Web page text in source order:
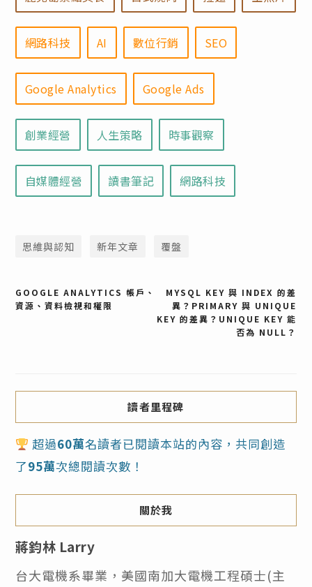
網路科技 AI 數位行銷 SEO
Google Analytics Google Ads
創業經營 人生策略 時事觀察
自媒體經營 讀書筆記 網路科技
思維與認知 新年文章 覆盤
文
MYSQL KEY 與 INDEX 的差
異？PRIMARY 與 UNIQUE
KEY 的差異？UNIQUE KEY 能
否為 NULL？
GOOGLE ANALYTICS 帳戶、
資源、資料檢視和權限
讀者里程碑
超過60萬名讀者已閱讀本站的內容，共同創造
了95萬次總閱讀次數！
關於我
蔣鈞林 Larry
台大電機系畢業，美國南加大電機工程碩士(主